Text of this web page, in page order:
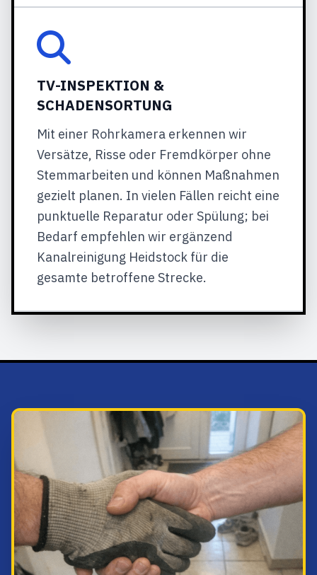
TV-INSPEKTION &
SCHADENSORTUNG
Mit einer Rohrkamera erkennen wir
Versätze, Risse oder Fremdkörper ohne
Stemmarbeiten und können Maßnahmen
gezielt planen. In vielen Fällen reicht eine
punktuelle Reparatur oder Spülung; bei
Bedarf empfehlen wir ergänzend
Kanalreinigung Heidstock für die
gesamte betroffene Strecke.